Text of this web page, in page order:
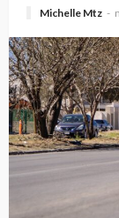
Michelle Mtz